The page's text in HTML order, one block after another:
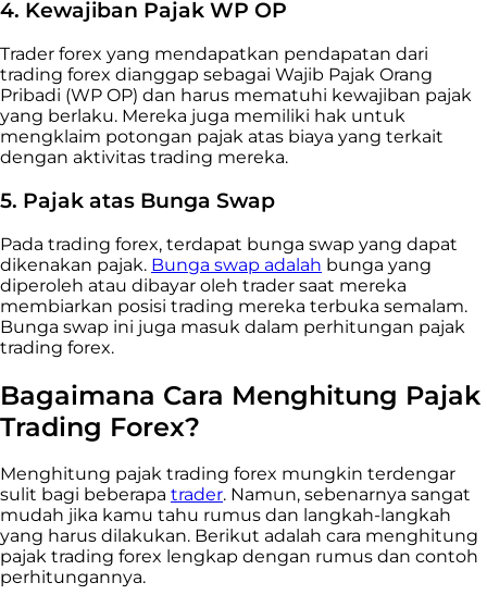
4. Kewajiban Pajak WP OP
Trader forex yang mendapatkan pendapatan dari
trading forex dianggap sebagai Wajib Pajak Orang
Pribadi (WP OP) dan harus mematuhi kewajiban pajak
yang berlaku. Mereka juga memiliki hak untuk
mengklaim potongan pajak atas biaya yang terkait
dengan aktivitas trading mereka.
5. Pajak atas Bunga Swap
Pada trading forex, terdapat bunga swap yang dapat
dikenakan pajak. Bunga swap adalah bunga yang
diperoleh atau dibayar oleh trader saat mereka
membiarkan posisi trading mereka terbuka semalam.
Bunga swap ini juga masuk dalam perhitungan pajak
trading forex.
Bagaimana Cara Menghitung Pajak
Trading Forex?
Menghitung pajak trading forex mungkin terdengar
sulit bagi beberapa trader. Namun, sebenarnya sangat
mudah jika kamu tahu rumus dan langkah-langkah
yang harus dilakukan. Berikut adalah cara menghitung
pajak trading forex lengkap dengan rumus dan contoh
perhitungannya.